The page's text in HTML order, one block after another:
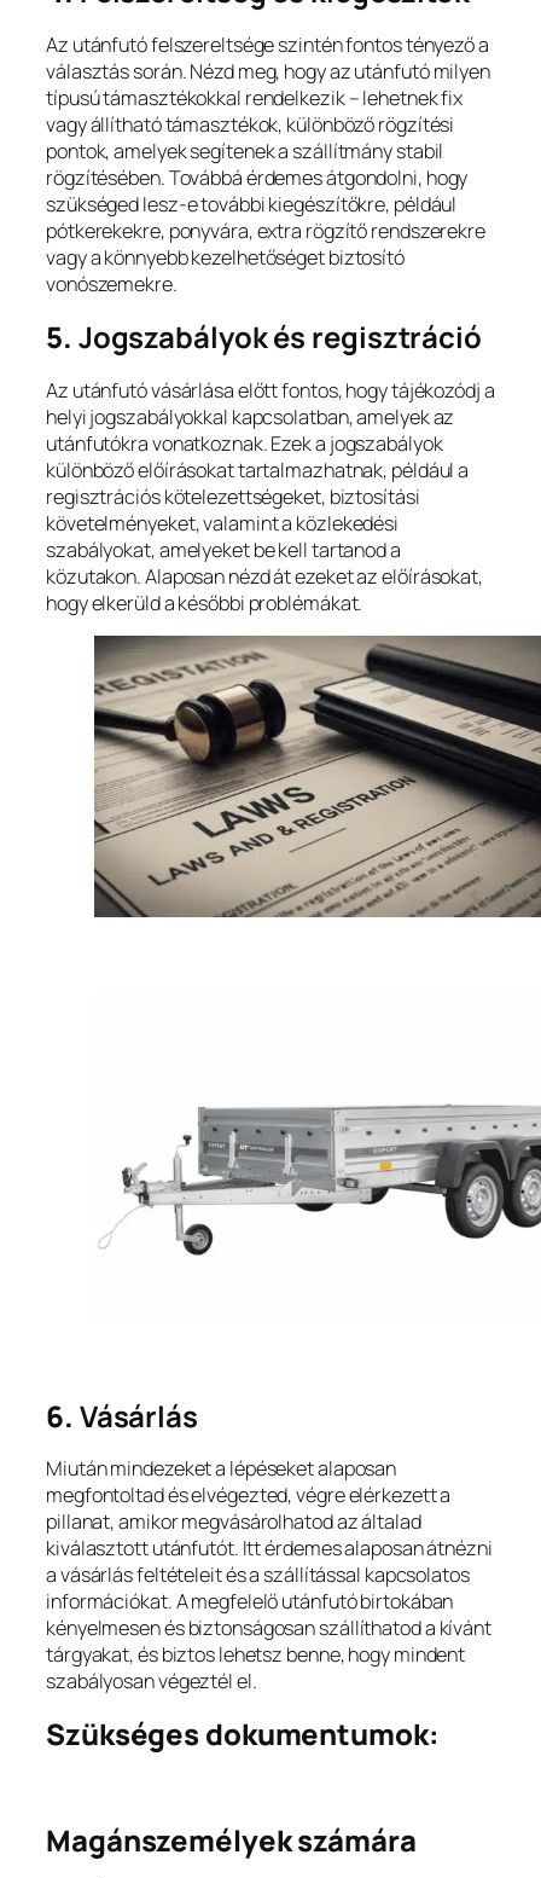
Az utánfutó felszereltsége szintén fontos tényező a
választás során. Nézd meg, hogy az utánfutó milyen
típusú támasztékokkal rendelkezik – lehetnek fix
vagy állítható támasztékok, különböző rögzítési
pontok, amelyek segítenek a szállítmány stabil
rögzítésében. Továbbá érdemes átgondolni, hogy
szükséged lesz-e további kiegészítőkre, például
pótkerekekre, ponyvára, extra rögzítő rendszerekre
vagy a könnyebb kezelhetőséget biztosító
vonószemekre.
5. Jogszabályok és regisztráció
Az utánfutó vásárlása előtt fontos, hogy tájékozódj a
helyi jogszabályokkal kapcsolatban, amelyek az
utánfutókra vonatkoznak. Ezek a jogszabályok
különböző előírásokat tartalmazhatnak, például a
regisztrációs kötelezettségeket, biztosítási
követelményeket, valamint a közlekedési
szabályokat, amelyeket be kell tartanod a
közutakon. Alaposan nézd át ezeket az előírásokat,
hogy elkerüld a későbbi problémákat.
6. Vásárlás
Miután mindezeket a lépéseket alaposan
megfontoltad és elvégezted, végre elérkezett a
pillanat, amikor megvásárolhatod az általad
kiválasztott utánfutót. Itt érdemes alaposan átnézni
a vásárlás feltételeit és a szállítással kapcsolatos
információkat. A megfelelő utánfutó birtokában
kényelmesen és biztonságosan szállíthatod a kívánt
tárgyakat, és biztos lehetsz benne, hogy mindent
szabályosan végeztél el.
Szükséges dokumentumok:
Magánszemélyek számára